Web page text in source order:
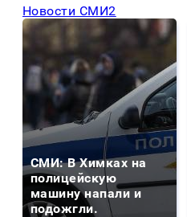
Новости СМИ2
СМИ: В Химках на
полицейскую
машину напали и
подожгли.